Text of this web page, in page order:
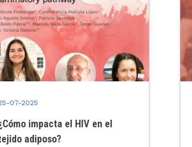
07-2025
impacta el HIV en el
adiposo?